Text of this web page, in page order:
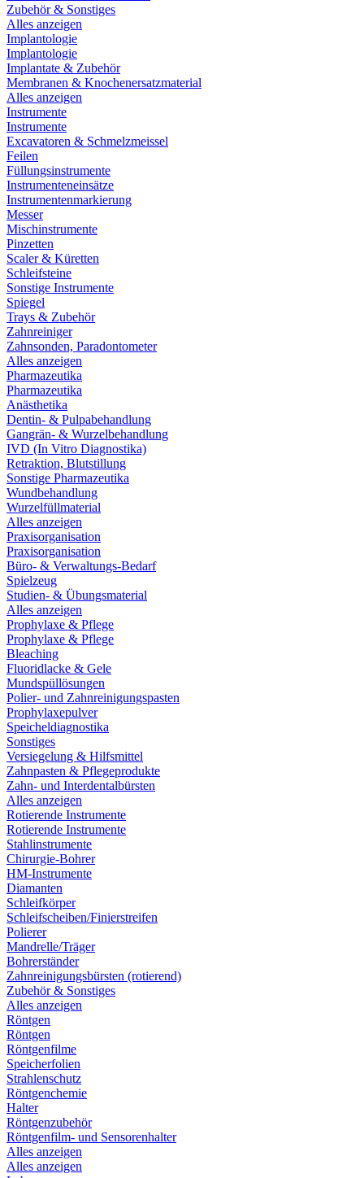
Zubehör & Sonstiges
Alles anzeigen
Implantologie
Implantologie
Implantate & Zubehör
Membranen & Knochenersatzmaterial
Alles anzeigen
Instrumente
Instrumente
Excavatoren & Schmelzmeissel
Feilen
Füllungsinstrumente
Instrumenteneinsätze
Instrumentenmarkierung
Messer
Mischinstrumente
Pinzetten
Scaler & Küretten
Schleifsteine
Sonstige Instrumente
Spiegel
Trays & Zubehör
Zahnreiniger
Zahnsonden, Paradontometer
Alles anzeigen
Pharmazeutika
Pharmazeutika
Anästhetika
Dentin- & Pulpabehandlung
Gangrän- & Wurzelbehandlung
IVD (In Vitro Diagnostika)
Retraktion, Blutstillung
Sonstige Pharmazeutika
Wundbehandlung
Wurzelfüllmaterial
Alles anzeigen
Praxisorganisation
Praxisorganisation
Büro- & Verwaltungs-Bedarf
Spielzeug
Studien- & Übungsmaterial
Alles anzeigen
Prophylaxe & Pflege
Prophylaxe & Pflege
Bleaching
Fluoridlacke & Gele
Mundspüllösungen
Polier- und Zahnreinigungspasten
Prophylaxepulver
Speicheldiagnostika
Sonstiges
Versiegelung & Hilfsmittel
Zahnpasten & Pflegeprodukte
Zahn- und Interdentalbürsten
Alles anzeigen
Rotierende Instrumente
Rotierende Instrumente
Stahlinstrumente
Chirurgie-Bohrer
HM-Instrumente
Diamanten
Schleifkörper
Schleifscheiben/Finierstreifen
Polierer
Mandrelle/Träger
Bohrerständer
Zahnreinigungsbürsten (rotierend)
Zubehör & Sonstiges
Alles anzeigen
Röntgen
Röntgen
Röntgenfilme
Speicherfolien
Strahlenschutz
Röntgenchemie
Halter
Röntgenzubehör
Röntgenfilm- und Sensorenhalter
Alles anzeigen
Alles anzeigen